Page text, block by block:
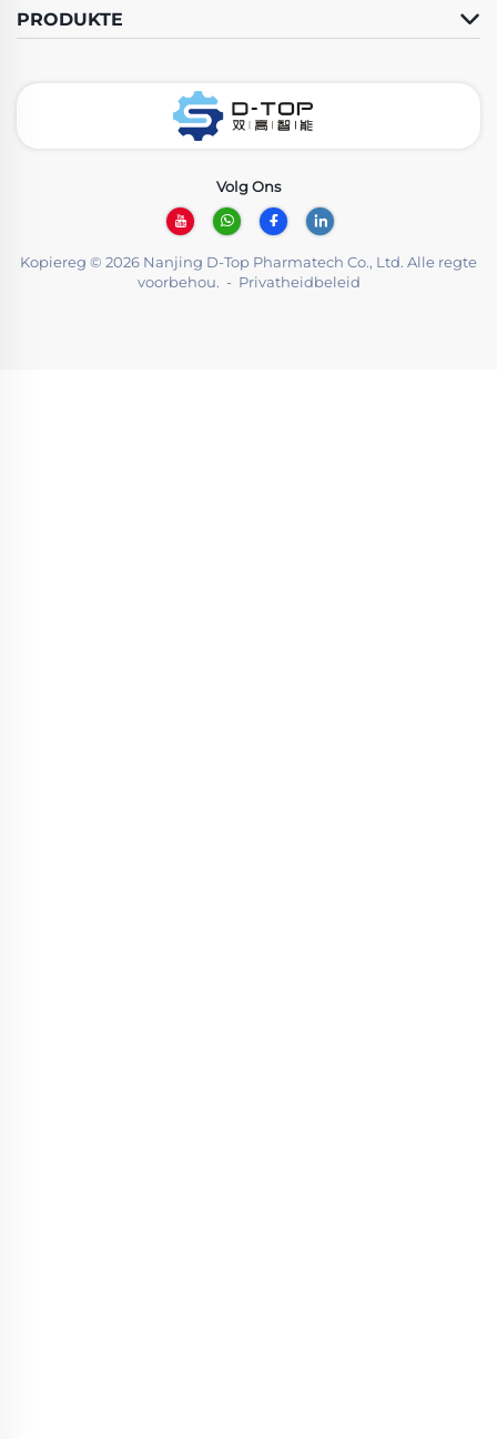
PRODUKTE
Volg Ons
Kopiereg © 2026 Nanjing D-Top Pharmatech Co., Ltd. Alle regte
voorbehou. - Privatheidbeleid